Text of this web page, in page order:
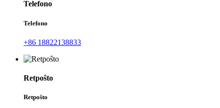
Telefono
Telefono
+86 18822138833
Retpoŝto
Retpoŝto